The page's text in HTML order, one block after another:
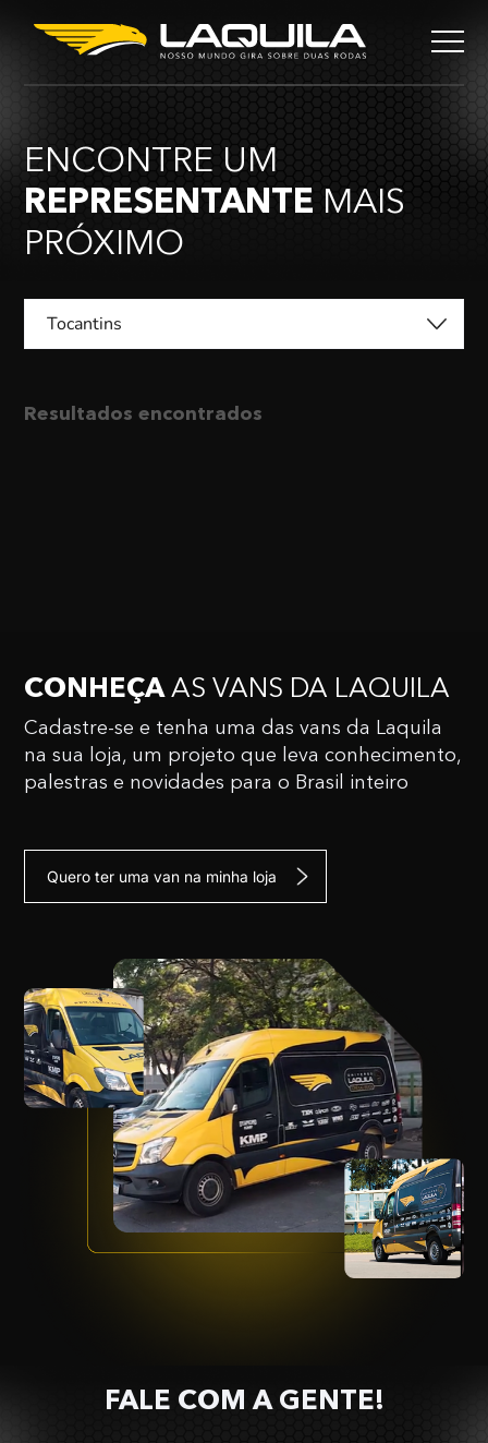
ENCONTRE UM
REPRESENTANTE MAIS
PRÓXIMO
Tocantins
Resultados encontrados
CONHEÇAAS VANS DA LAQUILA
Cadastre-se e tenha uma das vans da Laquila
na sua loja, um projeto que leva conhecimento,
palestras e novidades para o Brasil inteiro
Quero ter uma van na minha loja
FALE COM A GENTE!